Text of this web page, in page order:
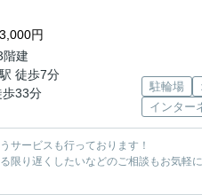
円
階建
駅 徒歩7分
歩33分 駐輪場
インター
サービスも行っております！
限り遅くしたいなどのご相談もお気軽